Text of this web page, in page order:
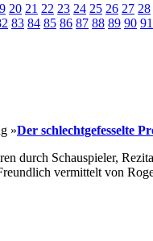
20 21 22 23 24 25 26 27 28
83 84 85 86 87 88 89 90 91
»Der schlechtgefesselte
durch Schauspieler,
vermittelt von